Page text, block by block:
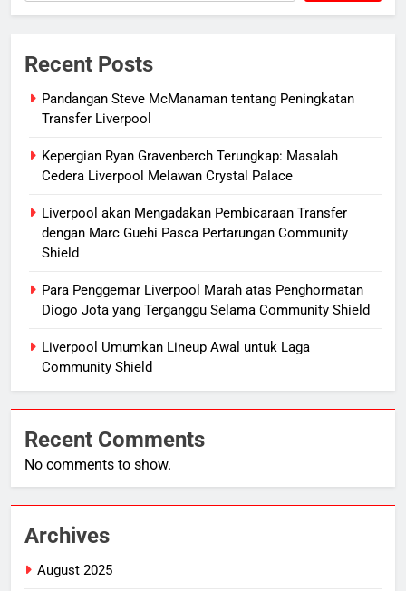
Recent Posts
Pandangan Steve McManaman tentang Peningkatan
Transfer Liverpool
Kepergian Ryan Gravenberch Terungkap: Masalah
Cedera Liverpool Melawan Crystal Palace
Liverpool akan Mengadakan Pembicaraan Transfer
dengan Marc Guehi Pasca Pertarungan Community
Shield
Para Penggemar Liverpool Marah atas Penghormatan
Diogo Jota yang Terganggu Selama Community Shield
Liverpool Umumkan Lineup Awal untuk Laga
Community Shield
Recent Comments
No comments to show.
Archives
August 2025